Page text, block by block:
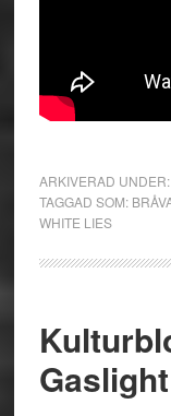
ARKIVERAD UNDER:
TAGGAD SOM:
WHITE LIES